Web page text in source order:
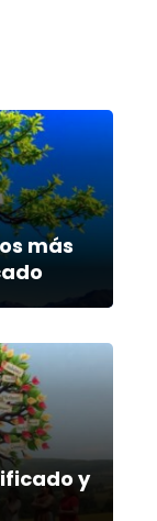
más
y